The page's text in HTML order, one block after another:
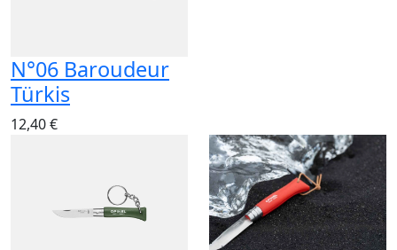
N°06 Baroudeur
Türkis
12,40 €